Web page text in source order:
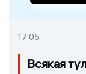
17:05
Всякая